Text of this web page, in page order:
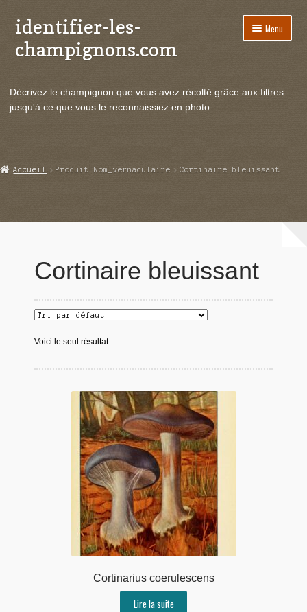
Aller
à
la
Aller
au
contenu
identifier-les-
champignons.com
Menu
le
Actualités
menu
Echanges et contacts
Ouvrir
Décrivez le champignon que vous avez récolté grâce aux filtres
jusqu'à ce que vous le reconnaissiez en photo.
Accueil Produit Nom_vernaculaire Cortinaire bleuissant
Cortinaire bleuissant
Voici le seul résultat
Cortinarius coerulescens
Lire la suite